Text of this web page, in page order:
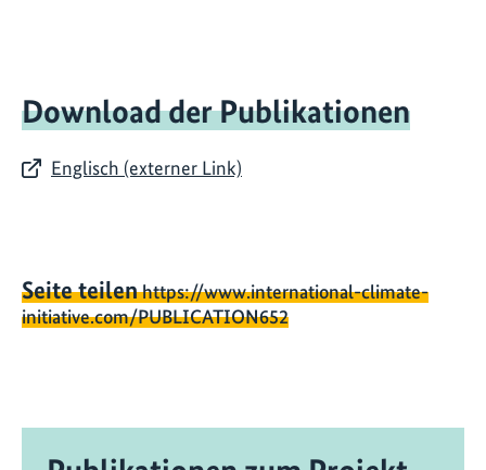
Download der Publikationen
Englisch (externer Link)
Seite teilenhttps://www.international-climate-
initiative.com/PUBLICATION652